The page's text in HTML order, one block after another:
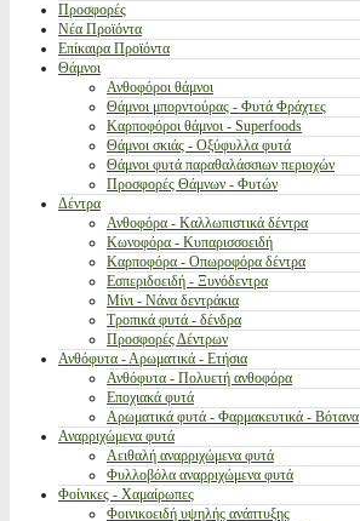
Προσφορές
Νέα Προϊόντα
Επίκαιρα Προϊόντα
Θάμνοι
Ανθοφόροι θάμνοι
Θάμνοι μπορντούρας - Φυτά Φράχτες
Καρποφόροι θάμνοι - Superfoods
Θάμνοι σκιάς - Οξύφυλλα φυτά
Θάμνοι φυτά παραθαλάσσιων περιοχών
Προσφορές Θάμνων - Φυτών
Δέντρα
Ανθοφόρα - Καλλωπιστικά δέντρα
Κωνοφόρα - Κυπαρισσοειδή
Καρποφόρα - Οπωροφόρα δέντρα
Εσπεριδοειδή - Ξυνόδεντρα
Μίνι - Νάνα δεντράκια
Τροπικά φυτά - δένδρα
Προσφορές Δέντρων
Ανθόφυτα - Αρωματικά - Ετήσια
Ανθόφυτα - Πολυετή ανθοφόρα
Εποχιακά φυτά
Αρωματικά φυτά - Φαρμακευτικά - Βότανα
Αναρριχώμενα φυτά
Αειθαλή αναρριχώμενα φυτά
Φυλλοβόλα αναρριχώμενα φυτά
Φοίνικες - Χαμαίρωπες
Φοινικοειδή υψηλής ανάπτυξης